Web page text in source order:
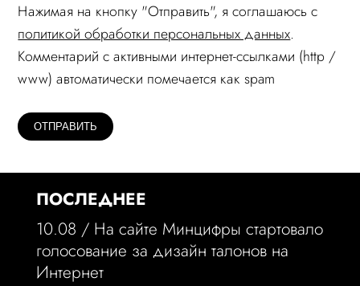
Нажимая на кнопку "Отправить", я соглашаюсь c
политикой обработки персональных данных.
Комментарий c активными интернет-ссылками (http /
www) автоматически помечается как spam
ПОСЛЕДНЕЕ
10.08 / На сайте Минцифры стартовало
голосование за дизайн талонов на
Интернет